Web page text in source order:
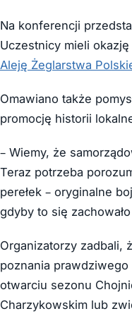
Na konferencji
Uczestnicy mieli
Aleję Żeglarstwa
Omawiano także
promocję historii
– Wiemy, że
Teraz potrzeba
perełek – oryginalne
gdyby to się
Organizatorzy zadbali,
poznania
otwarciu sezonu
Charzykowskim lub